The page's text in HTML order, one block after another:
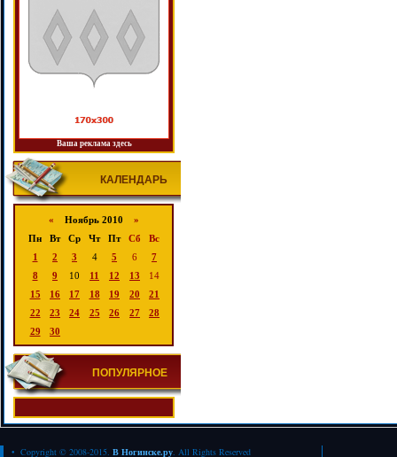
Ваша реклама здесь
КАЛЕНДАРЬ
« Ноябрь 2010 »
Пн
Вт Ср Чт Пт Сб
Вс
1
2 3 4 5 6
7
8
9 10 11 12 13
14
15
16 17 18 19 20
21
22
23 24 25 26 27
28
29
30
ПОПУЛЯРНОЕ
• Copyright © 2008-2015. В Ногинске.ру. All Rights Reserved